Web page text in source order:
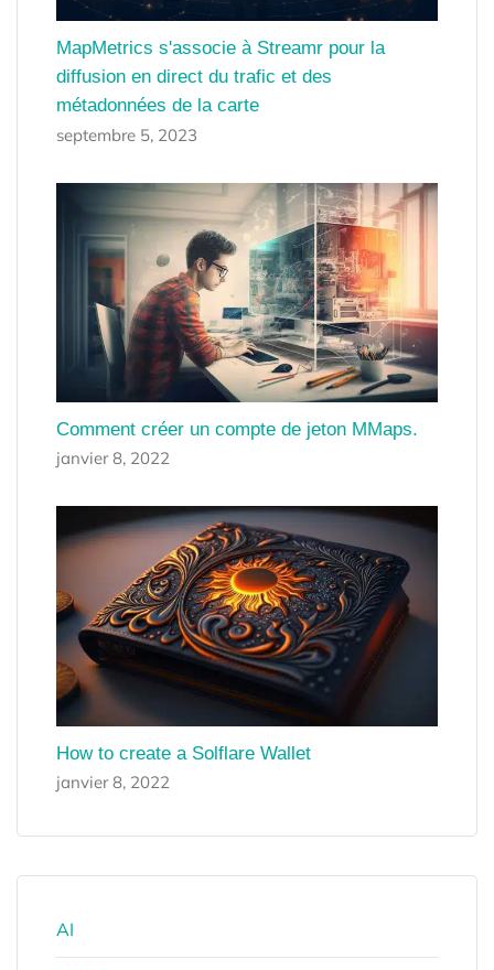
MapMetrics s'associe à Streamr pour la
diffusion en direct du trafic et des
métadonnées de la carte
septembre 5, 2023
Comment créer un compte de jeton MMaps.
janvier 8, 2022
How to create a Solflare Wallet
janvier 8, 2022
AI